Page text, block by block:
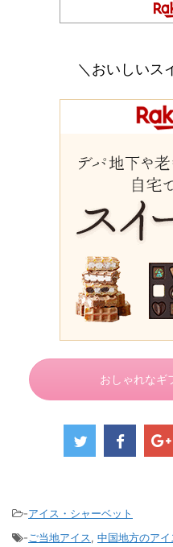
＼おいしいス
おしゃれなギ
-アイス・シャーベット
- ご当地アイス, 中国地方のアイ